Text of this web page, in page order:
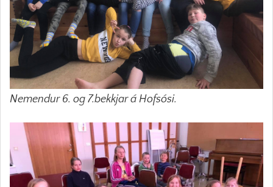
Nemendur 6. og 7.bekkjar á Hofsósi.